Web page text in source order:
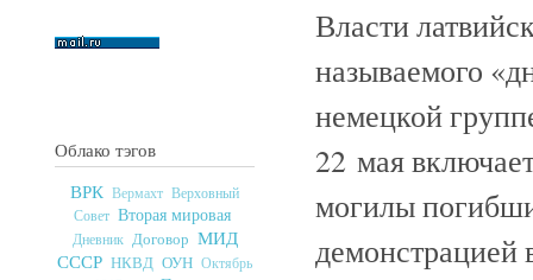
Облако тэгов
ВРК Вермахт Верховный
Совет Вторая мировая
Дневник Договор МИД
СССР НКВД ОУН Октябрь
Власти
называемого
немецкой
22 мая
могилы